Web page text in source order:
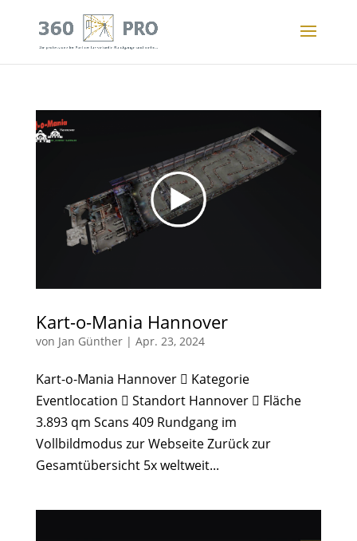
Kart-o-Mania Hannover
von Jan Günther| Apr. 23, 2024
Kart-o-Mania Hannover  Kategorie
Eventlocation  Standort Hannover  Fläche
3.893 qm Scans 409 Rundgang im
Vollbildmodus zur Webseite Zurück zur
Gesamtübersicht 5x weltweit...